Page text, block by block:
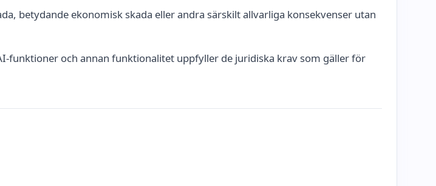
betydande ekonomisk skada eller andra särskilt allvarliga konsekvenser utan
funktioner och annan funktionalitet uppfyller de juridiska krav som gäller för